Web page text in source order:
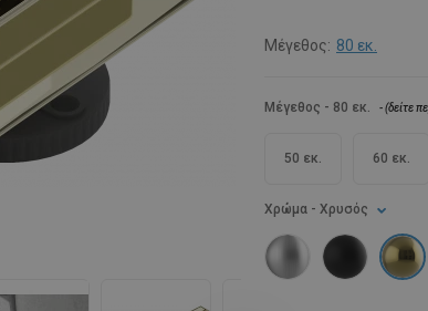
Μέγεθος: 80 εκ.
Μέγεθος - 80 εκ. - (δείτε
50 εκ. 60 εκ.
Χρώμα - Χρυσός